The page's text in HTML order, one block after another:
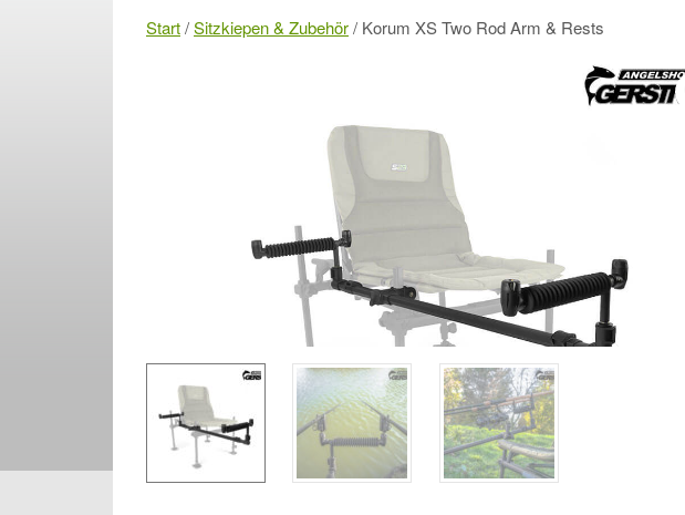
Start/Sitzkiepen & Zubehör/ Korum XS Two Rod Arm & Rests